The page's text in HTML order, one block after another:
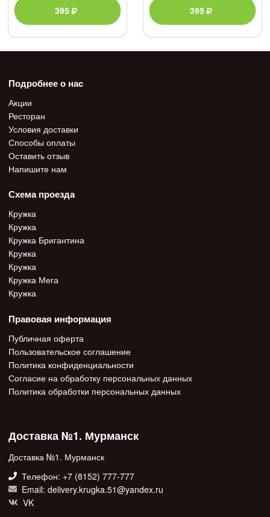
395 395
Подробнее о нас
Акции
Ресторан
Условия доставки
Способы оплаты
Оставить отзыв
Напишите нам
Схема проезда
Кружка
Кружка
Кружка Бригантина
Кружка
Кружка
Кружка Мега
Кружка
Правовая информация
Публичная оферта
Пользовательское соглашение
Политика конфиденциальности
Согласие на обработку персональных данных
Политика обработки персональных данных
Доставка №1. Мурманск
Доставка №1. Мурманск
Телефон: +7 (8152) 777-777
Email: delivery.krugka.51@yandex.ru
VK